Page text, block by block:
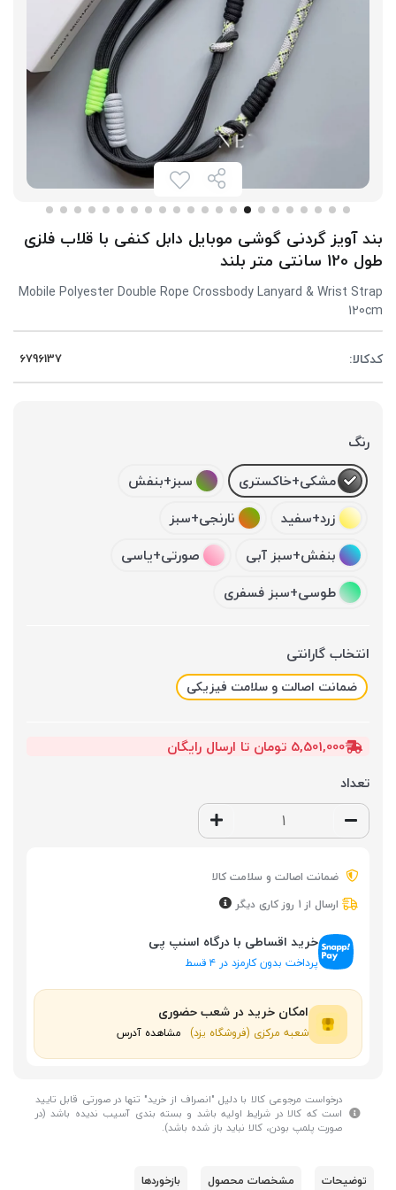
بند آویز گردنی گوشی موبایل دابل کنفی با قلاب فلزی
طول 120 سانتی متر بلند
Mobile Polyester Double Rope Crossbody Lanyard & Wrist Strap
120cm
کدکالا:
رنگ
مشکی+خاکستری
سبز+بنفش
زرد+سفید
نارنجی+سبز
بنفش+سبز آبی
صورتی+یاسی
طوسی+سبز فسفری
انتخاب گارانتی
ضمانت اصالت و سلامت فیزیکی
5,501,000 تومان تا ارسال رایگان
تعداد
ضمانت اصالت و سلامت کالا
ارسال از 1 روز کاری دیگر
خرید اقساطی با درگاه اسنپ پی
پرداخت بدون کارمزد در ۴ قسط
امکان خرید در شعب حضوری
شعبه مرکزی (فروشگاه یزد) مشاهده آدرس
درخواست مرجوعی کالا با دلیل "انصراف از خرید" تنها در صورتی قابل تایید
است که کالا در شرایط اولیه باشد و بسته بندی آسیب ندیده باشد (در
صورت پلمپ بودن، کالا نباید باز شده باشد).
توضیحات مشخصات محصول بازخوردها